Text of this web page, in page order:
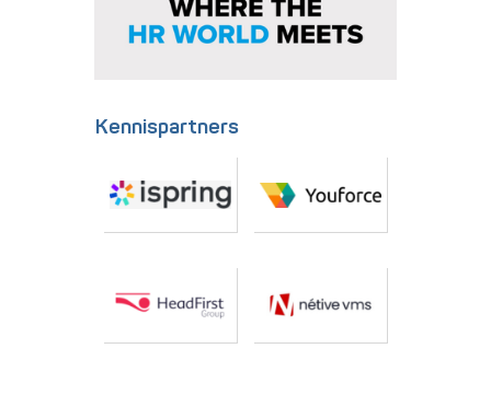
Kennispartners